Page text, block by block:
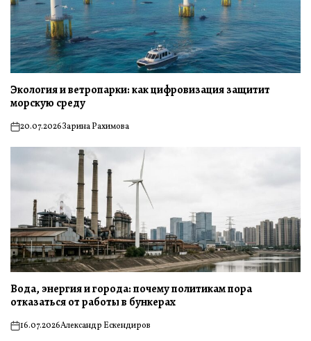
Экология и ветропарки: как цифровизация защитит
морскую среду
on20.07.2026Зарина Рахимова
Вода, энергия и города: почему политикам пора
отказаться от работы в бункерах
on16.07.2026Александр Ескендиров